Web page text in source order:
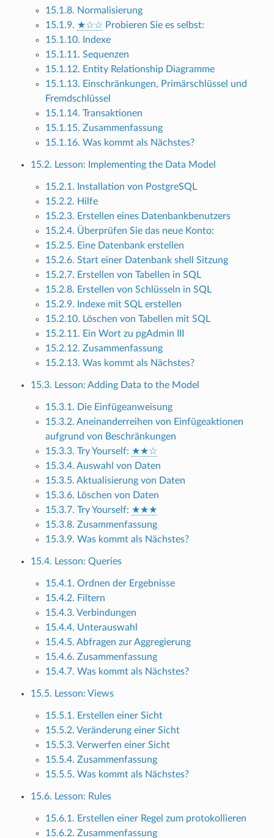
15.1.8. Normalisierung
15.1.9. ★☆☆ Probieren Sie es selbst:
15.1.10. Indexe
15.1.11. Sequenzen
15.1.12. Entity Relationship Diagramme
15.1.13. Einschränkungen, Primärschlüssel und
Fremdschlüssel
15.1.14. Transaktionen
15.1.15. Zusammenfassung
15.1.16. Was kommt als Nächstes?
15.2. Lesson: Implementing the Data Model
15.2.1. Installation von PostgreSQL
15.2.2. Hilfe
15.2.3. Erstellen eines Datenbankbenutzers
15.2.4. Überprüfen Sie das neue Konto:
15.2.5. Eine Datenbank erstellen
15.2.6. Start einer Datenbank shell Sitzung
15.2.7. Erstellen von Tabellen in SQL
15.2.8. Erstellen von Schlüsseln in SQL
15.2.9. Indexe mit SQL erstellen
15.2.10. Löschen von Tabellen mit SQL
15.2.11. Ein Wort zu pgAdmin III
15.2.12. Zusammenfassung
15.2.13. Was kommt als Nächstes?
15.3. Lesson: Adding Data to the Model
15.3.1. Die Einfügeanweisung
15.3.2. Aneinanderreihen von Einfügeaktionen
aufgrund von Beschränkungen
15.3.3. Try Yourself: ★★☆
15.3.4. Auswahl von Daten
15.3.5. Aktualisierung von Daten
15.3.6. Löschen von Daten
15.3.7. Try Yourself: ★★★
15.3.8. Zusammenfassung
15.3.9. Was kommt als Nächstes?
15.4. Lesson: Queries
15.4.1. Ordnen der Ergebnisse
15.4.2. Filtern
15.4.3. Verbindungen
15.4.4. Unterauswahl
15.4.5. Abfragen zur Aggregierung
15.4.6. Zusammenfassung
15.4.7. Was kommt als Nächstes?
15.5. Lesson: Views
15.5.1. Erstellen einer Sicht
15.5.2. Veränderung einer Sicht
15.5.3. Verwerfen einer Sicht
15.5.4. Zusammenfassung
15.5.5. Was kommt als Nächstes?
15.6. Lesson: Rules
15.6.1. Erstellen einer Regel zum protokollieren
15.6.2. Zusammenfassung